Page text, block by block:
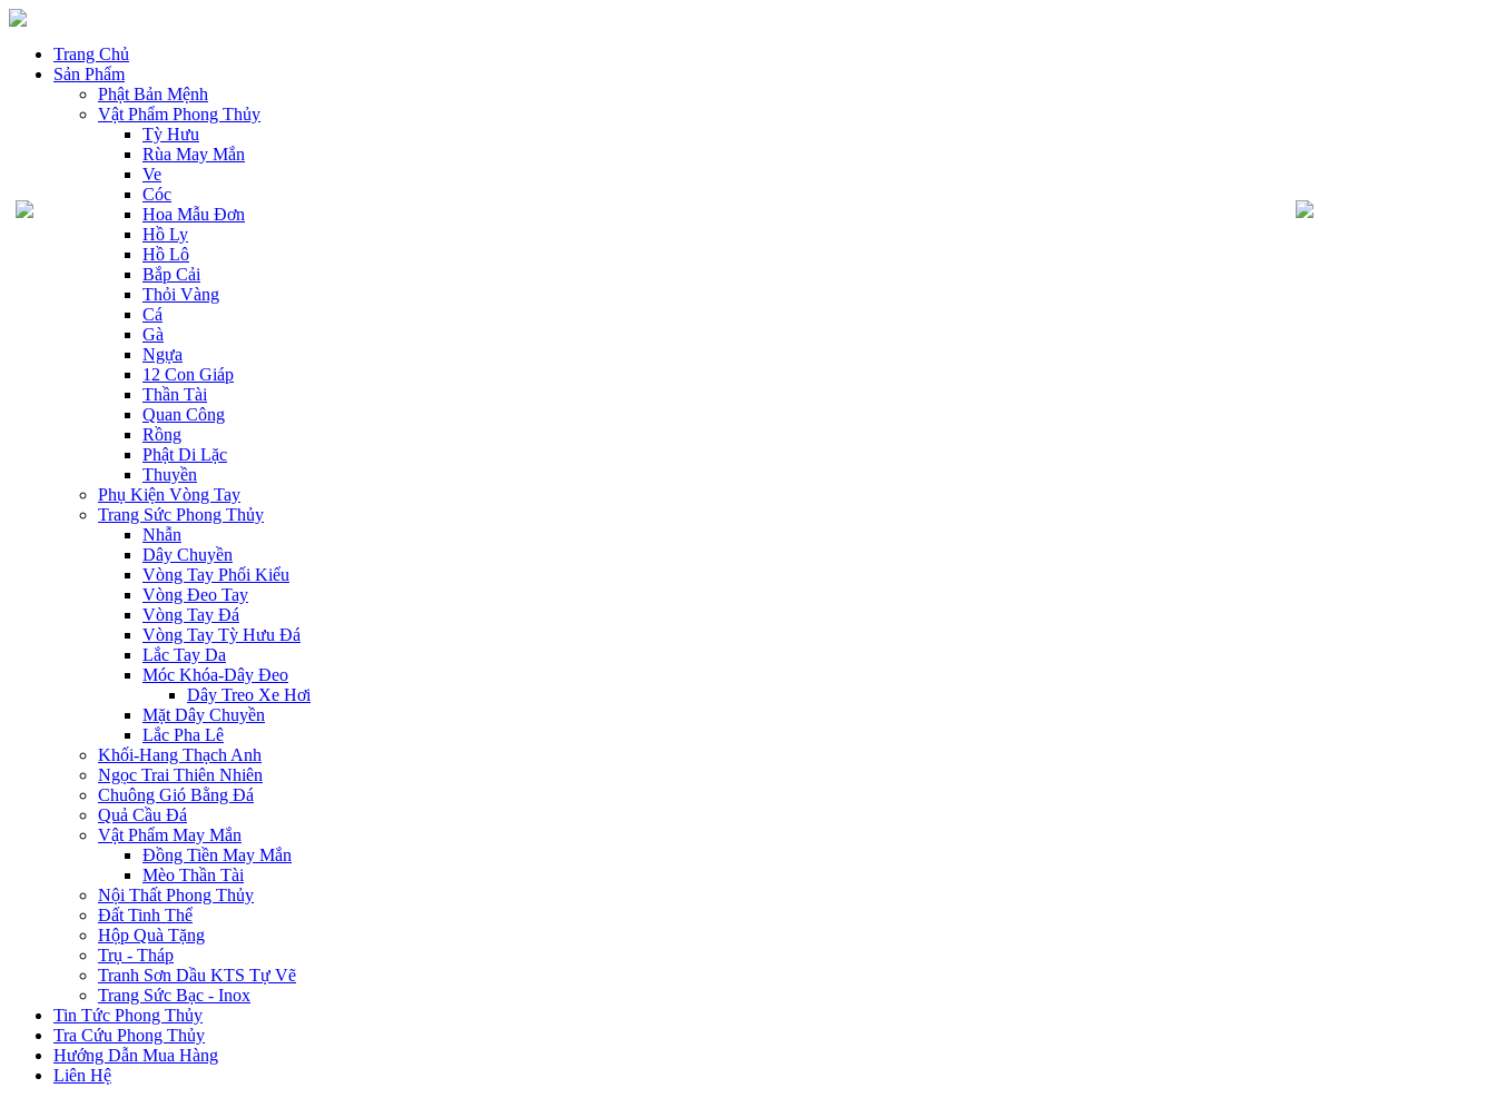
Trang Chủ
Sản Phẩm
Phật Bản Mệnh
Vật Phẩm Phong Thủy
Tỳ Hưu
Rùa May Mắn
Ve
Cóc
Hoa Mẫu Đơn
Hồ Ly
Hồ Lô
Bắp Cải
Thỏi Vàng
Cá
Gà
Ngựa
12 Con Giáp
Thần Tài
Quan Công
Rồng
Phật Di Lặc
Thuyền
Phụ Kiện Vòng Tay
Trang Sức Phong Thủy
Nhẫn
Dây Chuyền
Vòng Tay Phối Kiểu
Vòng Đeo Tay
Vòng Tay Đá
Vòng Tay Tỳ Hưu Đá
Lắc Tay Da
Móc Khóa-Dây Đeo
Dây Treo Xe Hơi
Mặt Dây Chuyền
Lắc Pha Lê
Khối-Hang Thạch Anh
Ngọc Trai Thiên Nhiên
Chuông Gió Bằng Đá
Quả Cầu Đá
Vật Phẩm May Mắn
Đồng Tiền May Mắn
Mèo Thần Tài
Nội Thất Phong Thủy
Đất Tinh Thể
Hộp Quà Tặng
Trụ - Tháp
Tranh Sơn Dầu KTS Tự Vẽ
Trang Sức Bạc - Inox
Tin Tức Phong Thủy
Tra Cứu Phong Thủy
Hướng Dẫn Mua Hàng
Liên Hệ